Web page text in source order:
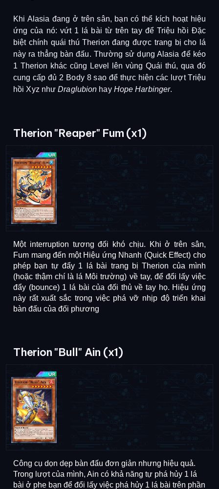
Khi Alasia đang ở trên sân, bạn có thể kích hoạt hiệu
ứng của nó: vứt 1 lá bài từ trên tay để Triệu hồi Đặc
biệt chính quái thú Therion đang được trang bị cho lá
này ra thẳng bàn đấu. Thường sử dụng Alasia để kéo
1 Therion khác cũng Level lên vùng Quái thú, qua đó
cung cấp đủ 2 Body 8 sao để thực hiện các lượt Triệu
hồi Xyz nhưDraglubion hay Hope Harbinger.
Therion "Reaper" Fum (x1)
Một interruption tương đối khó chịu. Khi ở trên sân,
Fum mang đến một Hiệu ứng Nhanh (Quick Effect) cho
phép bạn tự đẩy 1 lá bài trang bị Therion của mình
(hoặc thậm chí là lá Môi trường) về tay, để đổi lấy việc
đẩy (bounce) 1 lá bài của đối thủ về tay họ. Hiệu ứng
này rất xuất sắc trong việc phá vỡ nhịp độ triển khai
bàn đấu của đối phương
Therion "Bull" Ain (x1)
Công cụ dọn dẹp bàn đấu đơn giản nhưng hiệu quả.
Trong lượt của mình, Ain có khả năng tự phá hủy 1 lá
bài ở phe bạn để đổi lấy việc phá hủy 1 lá bài trên phần